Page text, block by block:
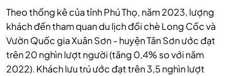
Theo thống kê của tỉnh Phú Thọ, năm 2023, lượng
khách đến tham quan du lịch đồi chè Long Cốc và
Vườn Quốc gia Xuân Sơn - huyện Tân Sơn ước đạt
trên 20 nghìn lượt người (tăng 0,4% so với năm
2022). Khách lưu trú ước đạt trên 3,5 nghìn lượt